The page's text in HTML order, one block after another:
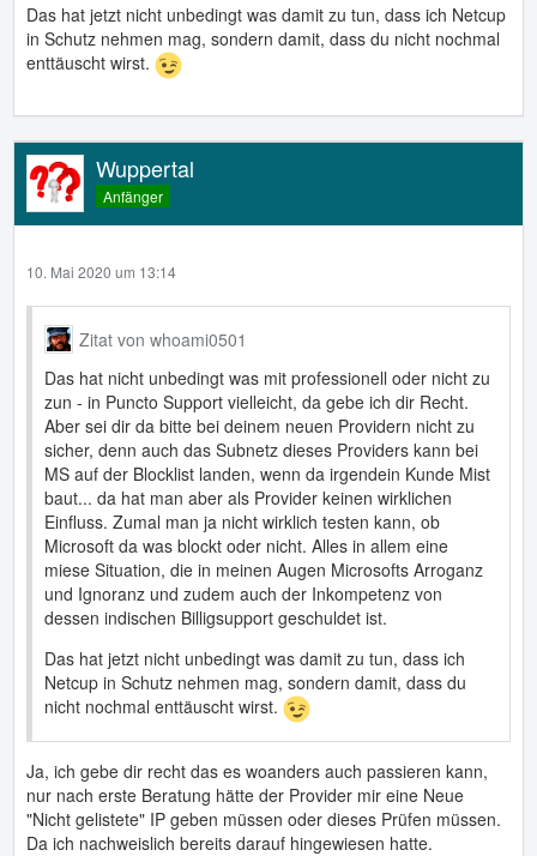
Das hat jetzt nicht unbedingt was damit zu tun, dass ich Netcup
in Schutz nehmen mag, sondern damit, dass du nicht nochmal
enttäuscht wirst.
Wuppertal
Anfänger
10. Mai 2020 um 13:14
Zitat von whoami0501
Das hat nicht unbedingt was mit professionell oder nicht zu
zun - in Puncto Support vielleicht, da gebe ich dir Recht.
Aber sei dir da bitte bei deinem neuen Providern nicht zu
sicher, denn auch das Subnetz dieses Providers kann bei
MS auf der Blocklist landen, wenn da irgendein Kunde Mist
baut... da hat man aber als Provider keinen wirklichen
Einfluss. Zumal man ja nicht wirklich testen kann, ob
Microsoft da was blockt oder nicht. Alles in allem eine
miese Situation, die in meinen Augen Microsofts Arroganz
und Ignoranz und zudem auch der Inkompetenz von
dessen indischen Billigsupport geschuldet ist.
Das hat jetzt nicht unbedingt was damit zu tun, dass ich
Netcup in Schutz nehmen mag, sondern damit, dass du
nicht nochmal enttäuscht wirst.
Ja, ich gebe dir recht das es woanders auch passieren kann,
nur nach erste Beratung hätte der Provider mir eine Neue
"Nicht gelistete" IP geben müssen oder dieses Prüfen müssen.
Da ich nachweislich bereits darauf hingewiesen hatte.